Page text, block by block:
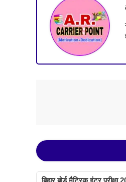
बिहार बोर्ड मैट्रिक इंटर